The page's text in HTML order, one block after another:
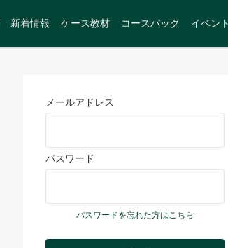
新着情報 ケース教材 コースパック イベント
メールアドレス
パスワード
パスワードを忘れた方はこちら